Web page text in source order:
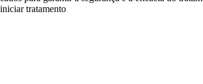
tratamento